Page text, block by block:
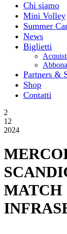
Chi siamo
Mini Volley
Summer
News
Biglietti
Partners &
Shop
Contatti
2
12
2024
MATCH